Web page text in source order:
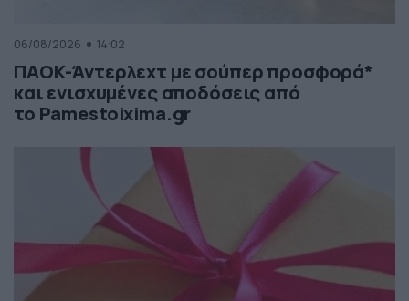
06/08/2026 14:02
ΠΑΟΚ-Άντερλεχτ με σούπερ προσφορά*
και ενισχυμένες αποδόσεις από
το Pamestoixima.gr